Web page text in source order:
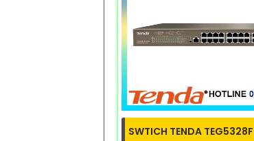
SWTICH TENDA TEG5328F